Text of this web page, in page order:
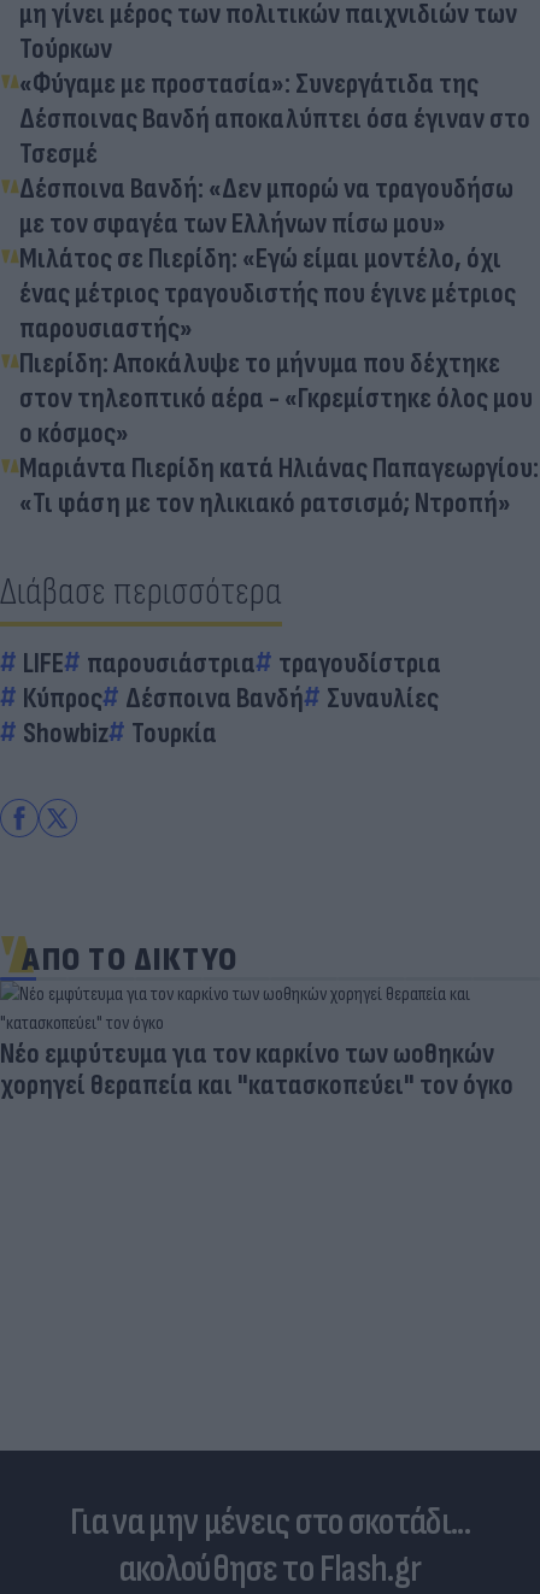
μη γίνει μέρος των πολιτικών παιχνιδιών των
Τούρκων
«Φύγαμε με προστασία»: Συνεργάτιδα της
Δέσποινας Βανδή αποκαλύπτει όσα έγιναν στο
Τσεσμέ
Δέσποινα Βανδή: «Δεν μπορώ να τραγουδήσω
με τον σφαγέα των Ελλήνων πίσω μου»
Μιλάτος σε Πιερίδη: «Εγώ είμαι μοντέλο, όχι
ένας μέτριος τραγουδιστής που έγινε μέτριος
παρουσιαστής»
Πιερίδη: Αποκάλυψε το μήνυμα που δέχτηκε
στον τηλεοπτικό αέρα - «Γκρεμίστηκε όλος μου
ο κόσμος»
Μαριάντα Πιερίδη κατά Ηλιάνας Παπαγεωργίου:
«Τι φάση με τον ηλικιακό ρατσισμό; Ντροπή»
Διάβασε περισσότερα
LIFE παρουσιάστρια
τραγουδίστρια
Κύπρος
Δέσποινα Βανδή
Συναυλίες
Showbiz
Τουρκία
ΑΠΟ ΤΟ ΔΙΚΤΥΟ
των ωοθηκών
τον όγκο
Για να μην μένεις στο σκοτάδι...
ακολούθησε το Flash.gr